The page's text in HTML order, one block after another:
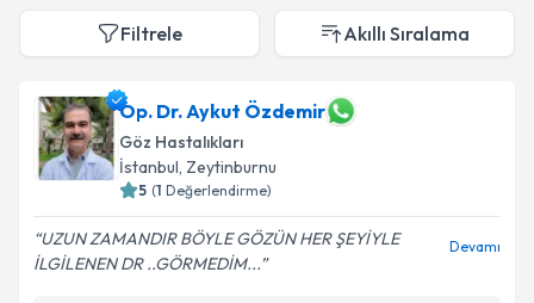
Filtrele Akıllı Sıralama
Op. Dr. Aykut Özdemir
Göz Hastalıkları
İstanbul, Zeytinburnu
5 (1 Değerlendirme)
UZUN ZAMANDIR BÖYLE GÖZÜN HER ŞEYİYLE
İLGİLENEN DR ..GÖRMEDİM...
Devamı